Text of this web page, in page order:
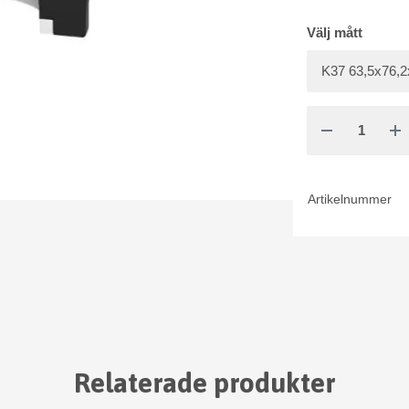
Välj mått
Artikelnummer
Relaterade produkter